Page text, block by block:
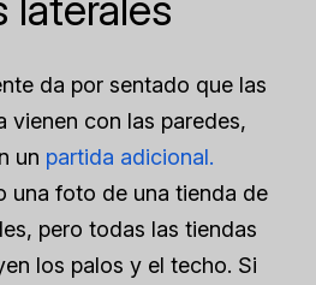
da por sentado que las
vienen con las paredes,
un partida adicional.
una foto de una tienda de
pero todas las tiendas
los palos y el techo. Si